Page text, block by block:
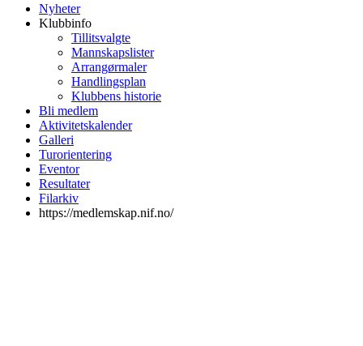
Nyheter
Klubbinfo
Tillitsvalgte
Mannskapslister
Arrangørmaler
Handlingsplan
Klubbens historie
Bli medlem
Aktivitetskalender
Galleri
Turorientering
Eventor
Resultater
Filarkiv
https://medlemskap.nif.no/